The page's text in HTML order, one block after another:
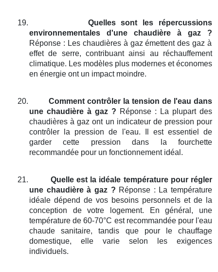
19.
Quelles sont les répercussions
environnementales d'une chaudière à gaz ?
Réponse : Les chaudières à gaz émettent des gaz à
effet de serre, contribuant ainsi au réchauffement
climatique. Les modèles plus modernes et économes
en énergie ont un impact moindre.
20.
Comment contrôler la tension de l'eau dans
une chaudière à gaz ? Réponse : La plupart des
chaudières à gaz ont un indicateur de pression pour
contrôler la pression de l'eau. Il est essentiel de
garder cette pression dans la fourchette
recommandée pour un fonctionnement idéal.
21.
Quelle est la idéale température pour régler
une chaudière à gaz ? Réponse : La température
idéale dépend de vos besoins personnels et de la
conception de votre logement. En général, une
température de 60-70°C est recommandée pour l'eau
chaude sanitaire, tandis que pour le chauffage
domestique, elle varie selon les exigences
individuels.